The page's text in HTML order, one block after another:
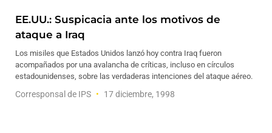
EE.UU.: Suspicacia ante los motivos de
ataque a Iraq
Los misiles que Estados Unidos lanzó hoy contra Iraq fueron
acompañados por una avalancha de críticas, incluso en círculos
estadounidenses, sobre las verdaderas intenciones del ataque aéreo.
Corresponsal de IPS 17 diciembre, 1998